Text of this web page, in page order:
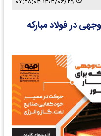
در فولاد مبارکه